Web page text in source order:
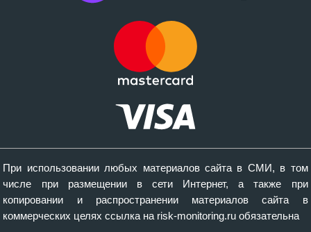
При использовании любых материалов сайта в СМИ, в том
числе при размещении в сети Интернет, а также при
копировании и распространении материалов сайта в
коммерческих целях ссылка на risk-monitoring.ru обязательна